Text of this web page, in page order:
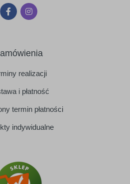
realizacji
i płatność
termin płatności
indywidualne